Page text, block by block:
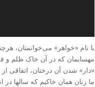
با نام «خواهر» می‌خوانمتان،
مهسایمان که در آن خاک ظلم و
«دار» شدن آن درختان، اتفاقی
ما زنان همان خاکیم که سالها